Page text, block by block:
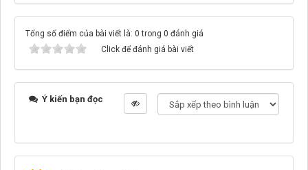
Tổng số điểm của bài viết là: 0 trong 0 đánh giá
Click để đánh giá bài viết
Ý kiến bạn đọc